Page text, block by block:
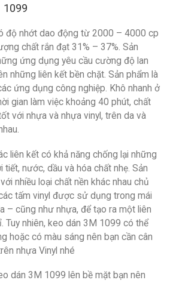
1099
độ nhớt dao động từ 2000 – 4000 cp
chất rắn đạt 31% – 37%. Sản
ứng dụng yêu cầu cường độ lan
những liên kết bền chặt. Sản phẩm là
ứng dụng công nghiệp. Khô nhanh ở
gian làm việc khoảng 40 phút, chất
với nhựa và nhựa vinyl, trên da và
liên kết có khả năng chống lại những
tiết, nước, dầu và hóa chất nhẹ. Sản
nhiều loại chất nền khác nhau chủ
tấm vinyl được sử dụng trong mái
– cũng như nhựa, để tạo ra một liên
Tuy nhiên, keo dán 3M 1099 có thể
hoặc có màu sáng nên bạn cần cân
nhựa Vinyl nhé
dán 3M 1099 lên bề mặt bạn nên